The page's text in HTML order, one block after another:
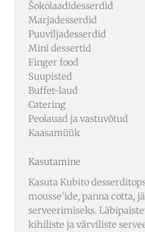
Šokolaadidesserdid
Marjadesserdid
Puuviljadesserdid
Mini dessertid
Finger food
Suupisted
Buffet-laud
Catering
Peolauad ja vastuvõtud
Kaasamüük
Kasutamine
Kasuta Kubito
mousse’ide, panna cotta,
serveerimiseks.
kihiliste ja värviliste